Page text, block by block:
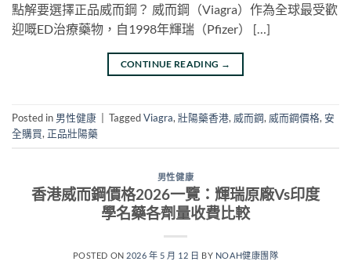
點解要選擇正品威而鋼？ 威而鋼（Viagra）作為全球最受歡
迎嘅ED治療藥物，自1998年輝瑞（Pfizer） […]
CONTINUE READING →
Posted in 男性健康 TaggedViagra, 壯陽藥香港, 威而鋼, 威而鋼價格, 安
全購買, 正品壯陽藥
男性健康
香港威而鋼價格2026一覽：輝瑞原廠Vs印度
學名藥各劑量收費比較
POSTED ON 2026 年 5 月 12 日 BY NOAH健康團隊